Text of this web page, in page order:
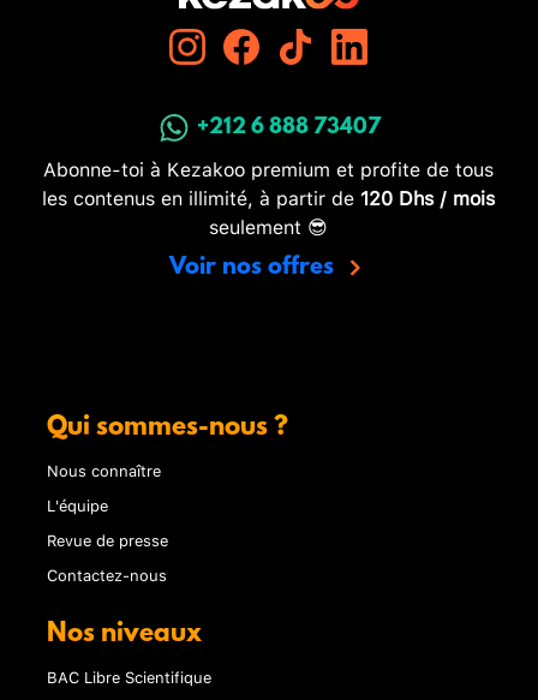
+212 6 888 73407
Abonne-toi à Kezakoo premium et profite de tous
les contenus en illimité, à partir de 120 Dhs / mois
seulement 😎
Voir nos offres
Qui sommes-nous ?
Nous connaître
L'équipe
Revue de presse
Contactez-nous
Nos niveaux
BAC Libre Scientifique